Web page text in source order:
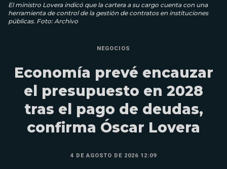
El ministro Lovera indicó que la cartera a su cargo cuenta con una
herramienta de control de la gestión de contratos en instituciones
públicas. Foto: Archivo
NEGOCIOS
Economía prevé encauzar
el presupuesto en 2028
tras el pago de deudas,
confirma Óscar Lovera
4 DE AGOSTO DE 2026 12:09